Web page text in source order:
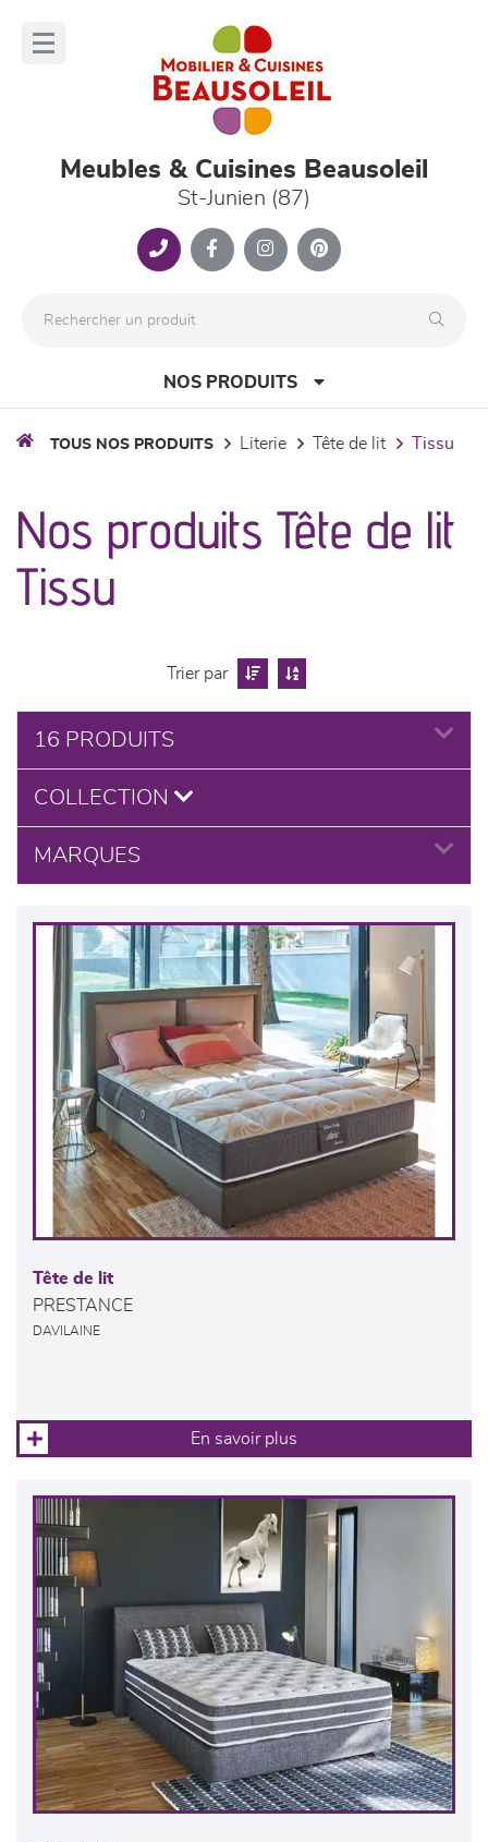
Meubles & Cuisines Beausoleil
St-Junien (87)
NOS PRODUITS
séjours
meubles de complément
chambres et dressing
literie
cuisine & sur-mesure
décoration
TOUS NOS PRODUITS literie tête de lit tissu
Nos produits Tête de lit
Tissu
Trier par
16 PRODUITS
COLLECTION
MARQUES
Tête de lit
PRESTANCE
DAVILAINE
En savoir plus